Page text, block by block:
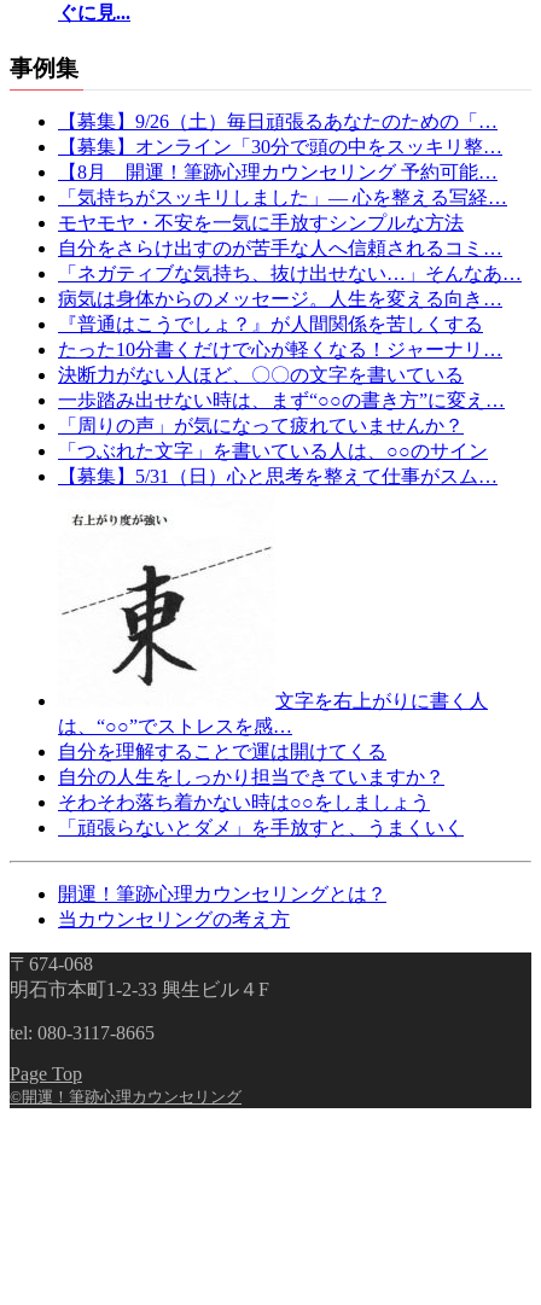
ぐに見...
事例集
【募集】9/26（土）毎日頑張るあなたのための「…
【募集】オンライン「30分で頭の中をスッキリ整…
【8月 開運！筆跡心理カウンセリング 予約可能…
「気持ちがスッキリしました」— 心を整える写経…
モヤモヤ・不安を一気に手放すシンプルな方法
自分をさらけ出すのが苦手な人へ信頼されるコミ…
「ネガティブな気持ち、抜け出せない…」そんなあ…
病気は身体からのメッセージ。人生を変える向き…
『普通はこうでしょ？』が人間関係を苦しくする
たった10分書くだけで心が軽くなる！ジャーナリ…
決断力がない人ほど、〇〇の文字を書いている
一歩踏み出せない時は、まず“○○の書き方”に変え…
「周りの声」が気になって疲れていませんか？
「つぶれた文字」を書いている人は、○○のサイン
【募集】5/31（日）心と思考を整えて仕事がスム…
文字を右上がりに書く人
は、“○○”でストレスを感…
自分を理解することで運は開けてくる
自分の人生をしっかり担当できていますか？
そわそわ落ち着かない時は○○をしましょう
「頑張らないとダメ」を手放すと、うまくいく
開運！筆跡心理カウンセリングとは？
当カウンセリングの考え方
〒674-068
明石市本町1-2-33 興生ビル４F
tel: 080-3117-8665
Page Top
©開運！筆跡心理カウンセリング